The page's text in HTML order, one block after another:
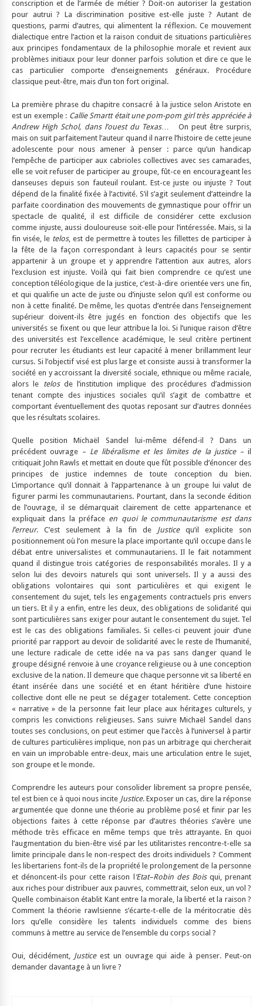
conscription et de l’armée de métier ? Doit-on autoriser la gestation
pour autrui ? La discrimination positive est-elle juste ? Autant de
questions, parmi d’autres, qui alimentent la réflexion. Ce mouvement
dialectique entre l’action et la raison conduit de situations particulières
aux principes fondamentaux de la philosophie morale et revient aux
problèmes initiaux pour leur donner parfois solution et dire ce que le
cas particulier comporte d’enseignements généraux. Procédure
classique peut-être, mais d’un ton fort original.
La première phrase du chapitre consacré à la justice selon Aristote en
est un exemple : Callie Smartt était une pom-pom girl très appréciée à
Andrew High Schol, dans l’ouest du Texas… On peut être surpris,
mais on suit parfaitement l’auteur quand il narre l’histoire de cette jeune
adolescente pour nous amener à penser : parce qu’un handicap
l’empêche de participer aux cabrioles collectives avec ses camarades,
elle se voit refuser de participer au groupe, fût-ce en encourageant les
danseuses depuis son fauteuil roulant. Est-ce juste ou injuste ? Tout
dépend de la finalité fixée à l’activité. S’il s’agit seulement d’atteindre la
parfaite coordination des mouvements de gymnastique pour offrir un
spectacle de qualité, il est difficile de considérer cette exclusion
comme injuste, aussi douloureuse soit-elle pour l’intéressée. Mais, si la
fin visée, le telos, est de permettre à toutes les fillettes de participer à
la fête de la façon correspondant à leurs capacités pour se sentir
appartenir à un groupe et y apprendre l’attention aux autres, alors
l’exclusion est injuste. Voilà qui fait bien comprendre ce qu’est une
conception téléologique de la justice, c’est-à-dire orientée vers une fin,
et qui qualifie un acte de juste ou d’injuste selon qu’il est conforme ou
non à cette finalité. De même, les quotas d’entrée dans l’enseignement
supérieur doivent-ils être jugés en fonction des objectifs que les
universités se fixent ou que leur attribue la loi. Si l’unique raison d’être
des universités est l’excellence académique, le seul critère pertinent
pour recruter les étudiants est leur capacité à mener brillamment leur
cursus. Si l’objectif visé est plus large et consiste aussi à transformer la
société en y accroissant la diversité sociale, ethnique ou même raciale,
alors le telos de l’institution implique des procédures d’admission
tenant compte des injustices sociales qu’il s’agit de combattre et
comportant éventuellement des quotas reposant sur d’autres données
que les résultats scolaires.
Quelle position Michaël Sandel lui-même défend-il ? Dans un
précédent ouvrage – Le libéralisme et les limites de la justice– il
critiquait John Rawls et mettait en doute que fût possible d’énoncer des
principes de justice indemnes de toute conception du bien.
L’importance qu’il donnait à l’appartenance à un groupe lui valut de
figurer parmi les communautariens. Pourtant, dans la seconde édition
de l’ouvrage, il se démarquait clairement de cette appartenance et
expliquait dans la préface en quoi le communautarisme est dans
l’erreur. C’est seulement à la fin de Justicequ’il explicite son
positionnement où l’on mesure la place importante qu’il occupe dans le
débat entre universalistes et communautariens. Il le fait notamment
quand il distingue trois catégories de responsabilités morales. Il y a
selon lui des devoirs naturels qui sont universels. Il y a aussi des
obligations volontaires qui sont particulières et qui exigent le
consentement du sujet, tels les engagements contractuels pris envers
un tiers. Et il y a enfin, entre les deux, des obligations de solidarité qui
sont particulières sans exiger pour autant le consentement du sujet. Tel
est le cas des obligations familiales. Si celles-ci peuvent jouir d’une
priorité par rapport au devoir de solidarité avec le reste de l’humanité,
une lecture radicale de cette idée na va pas sans danger quand le
groupe désigné renvoie à une croyance religieuse ou à une conception
exclusive de la nation. Il demeure que chaque personne vit sa liberté en
étant insérée dans une société et en étant héritière d’une histoire
collective dont elle ne peut se dégager totalement. Cette conception
« narrative » de la personne fait leur place aux héritages culturels, y
compris les convictions religieuses. Sans suivre Michaël Sandel dans
toutes ses conclusions, on peut estimer que l’accès à l’universel à partir
de cultures particulières implique, non pas un arbitrage qui chercherait
en vain un improbable entre-deux, mais une articulation entre le sujet,
son groupe et le monde.
Comprendre les auteurs pour consolider librement sa propre pensée,
tel est bien ce à quoi nous incite Justice. Exposer un cas, dire la réponse
argumentée que donne une théorie au problème posé et finir par les
objections faites à cette réponse par d’autres théories s’avère une
méthode très efficace en même temps que très attrayante. En quoi
l’augmentation du bien-être visé par les utilitaristes rencontre-t-elle sa
limite principale dans le non-respect des droits individuels ? Comment
les libertariens font-ils de la propriété le prolongement de la personne
et dénoncent-ils pour cette raison l ‘Etat–Robin des Boisqui, prenant
aux riches pour distribuer aux pauvres, commettrait, selon eux, un vol ?
Quelle combinaison établit Kant entre la morale, la liberté et la raison ?
Comment la théorie rawlsienne s’écarte-t-elle de la méritocratie dès
lors qu’elle considère les talents individuels comme des biens
communs à mettre au service de l’ensemble du corps social ?
Oui, décidément, Justice est un ouvrage qui aide à penser. Peut-on
demander davantage à un livre ?